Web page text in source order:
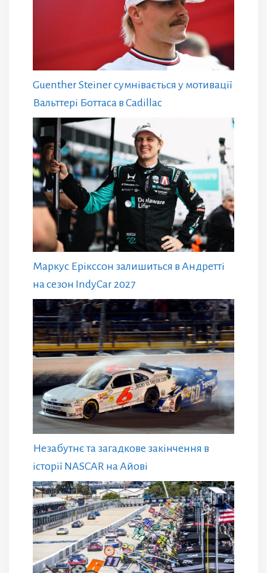
Guenther Steiner сумнівається у мотивації
Вальттері Боттаса в Cadillac
Маркус Ерікссон залишиться в Андретті
на сезон IndyCar 2027
Незабутнє та загадкове закінчення в
історії NASCAR на Айові